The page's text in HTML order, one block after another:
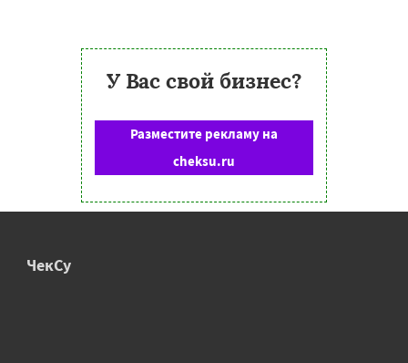
У Вас свой бизнес?
Разместите рекламу на
cheksu.ru
ЧекСу